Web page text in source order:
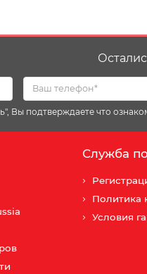
Вы подтверждаете что
Служба
Политика
Условия